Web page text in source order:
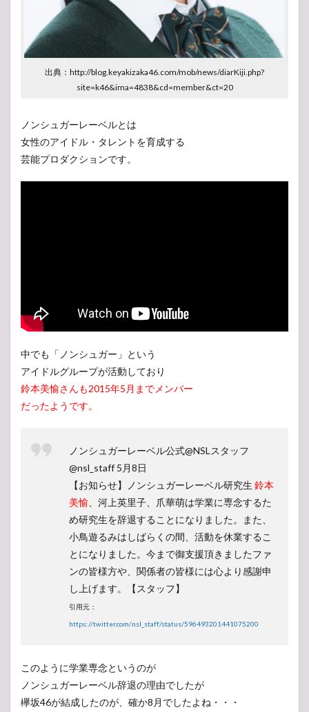
出典：http://blog.keyakizaka46.com/mob/news/diarKiji.php?
site=k46&ima=4838&cd=member&ct=20
ノンシュガーレーベルとは
女性のアイドル・タレントを育成する
芸能プロダクションです。
中でも「ノンシュガー」という
アイドルグループが活動しており
鈴本美愉さんも2015年5月までメンバー
だったようです。
ノンシュガーレーベル公式@NSLスタッフ
‏@nsl_staff 5月8日
【お知らせ】ノンシュガーレーベル研究生 鈴本
美愉 、河上英里子、爪華萌は学業に専念するた
め研究生を辞退することになりました。また、
小鳥遊るみはしばらくの間、活動を休業するこ
とになりました。今まで御支援頂きましたファ
ンの皆様方や、関係者の皆様には心より感謝申
し上げます。【スタッフ】
引用元：
https://twitter.com/nsl_staff/status/596493201441075200
このように学業専念というのが
ノンシュガーレーベル辞退の理由でしたが
欅坂46が結成したのが、確か8月でしたよね・・・